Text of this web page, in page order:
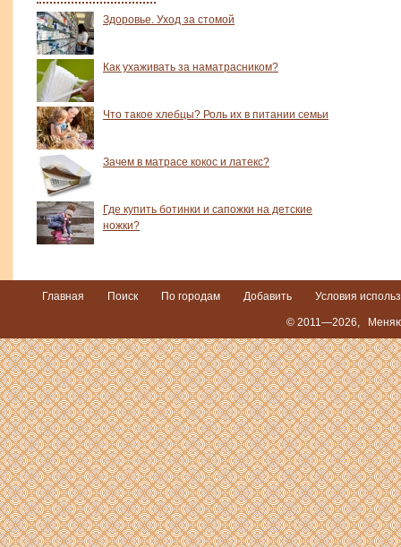
Здоровье. Уход за стомой
Как ухаживать за наматрасником?
Что такое хлебцы? Роль их в питании семьи
Зачем в матрасе кокос и латекс?
Где купить ботинки и сапожки на детские
ножки?
Главная Поиск По городам Добавить Условия
© 2011—2026,